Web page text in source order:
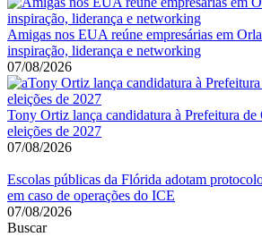
Amigas nos EUA reúne empresárias em
inspiração, liderança e networking
07/08/2026
Tony Ortiz lança candidatura à Prefeitura de
eleições de 2027
07/08/2026
Escolas públicas da Flórida adotam
em caso de operações do ICE
07/08/2026
Buscar